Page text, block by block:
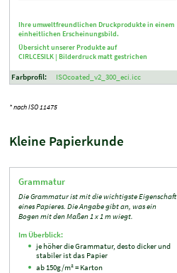
Farbprofil: ISOcoated_v2_300_eci.icc
Ihre umweltfreundlichen Druckprodukte in einem
einheitlichen Erscheinungsbild.
Übersicht unserer Produkte auf
CIRLCESILK | Bilderdruck matt gestrichen
* nach ISO 11475
Kleine Papierkunde
Grammatur
Die Grammatur ist mit die wichtigste Eigenschaft
eines Papieres. Die Angabe gibt an, was ein
Bogen mit den Maßen 1 x 1 m wiegt.
Im Überblick:
je höher die Grammatur, desto dicker und
stabiler ist das Papier
ab 150g/m² = Karton